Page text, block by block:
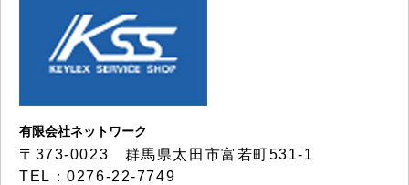
有限会社ネットワーク
〒373-0023 群馬県太田市富若町531-1
TEL：0276-22-7749